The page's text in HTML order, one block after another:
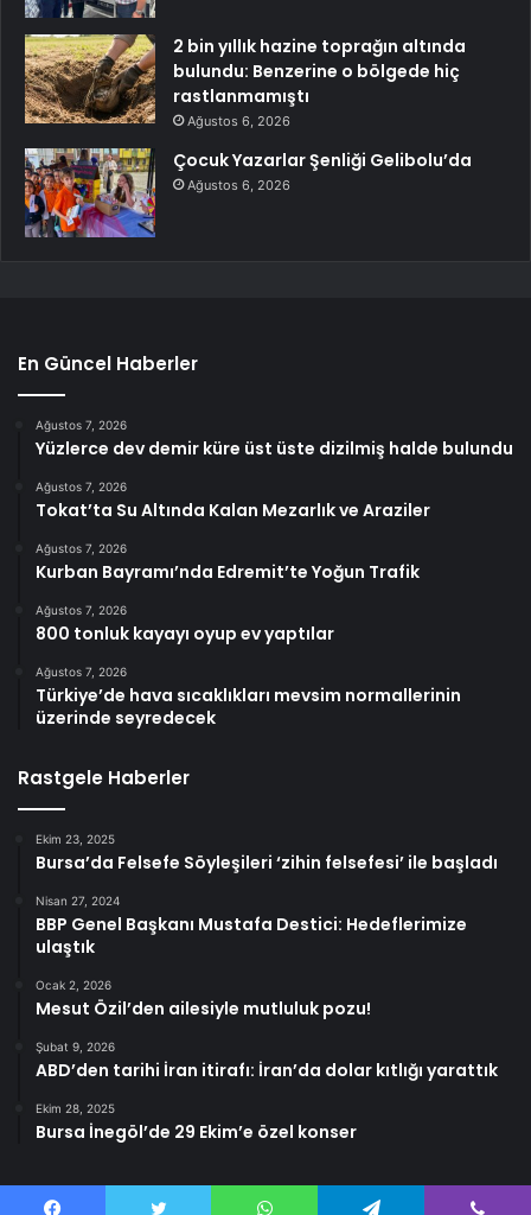
2 bin yıllık hazine toprağın altında
bulundu: Benzerine o bölgede hiç
rastlanmamıştı
Ağustos 6, 2026
Çocuk Yazarlar Şenliği Gelibolu’da
Ağustos 6, 2026
En Güncel Haberler
Ağustos 7, 2026
Yüzlerce dev demir küre üst üste dizilmiş halde bulundu
Ağustos 7, 2026
Tokat’ta Su Altında Kalan Mezarlık ve Araziler
Ağustos 7, 2026
Kurban Bayramı’nda Edremit’te Yoğun Trafik
Ağustos 7, 2026
800 tonluk kayayı oyup ev yaptılar
Ağustos 7, 2026
Türkiye’de hava sıcaklıkları mevsim normallerinin
üzerinde seyredecek
Rastgele Haberler
Ekim 23, 2025
Bursa’da Felsefe Söyleşileri ‘zihin felsefesi’ ile başladı
Nisan 27, 2024
BBP Genel Başkanı Mustafa Destici: Hedeflerimize
ulaştık
Ocak 2, 2026
Mesut Özil’den ailesiyle mutluluk pozu!
Şubat 9, 2026
ABD’den tarihi İran itirafı: İran’da dolar kıtlığı yarattık
Ekim 28, 2025
Bursa İnegöl’de 29 Ekim’e özel konser